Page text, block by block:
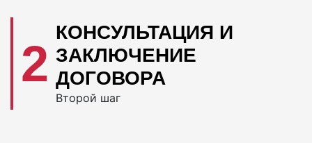
2
КОНСУЛЬТАЦИЯ И
ЗАКЛЮЧЕНИЕ
ДОГОВОРА
Второй шаг